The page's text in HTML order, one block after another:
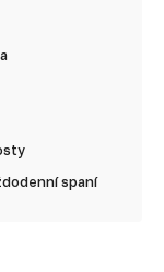
spaní